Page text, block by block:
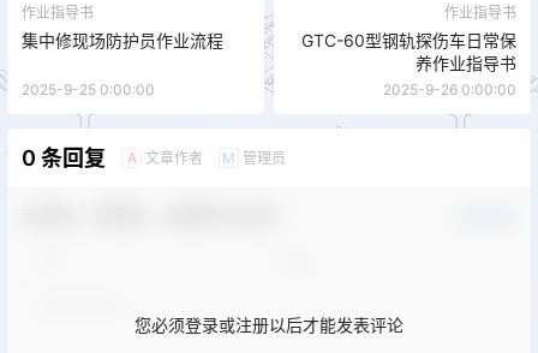
作业指导书
集中修现场防护员作业流程
2025-9-25 0:00:00
作业指导书
GTC-60型钢轨探伤车日常保
养作业指导书
2025-9-26 0:00:00
0 条回复 A 文章作者 M 管理员
您必须登录或注册以后才能发表评论